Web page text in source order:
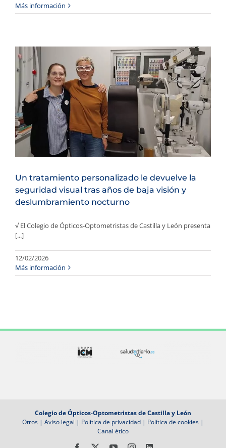
Más información
Un tratamiento personalizado le devuelve la
seguridad visual tras años de baja visión y
deslumbramiento nocturno
√ El Colegio de Ópticos-Optometristas de Castilla y León presenta
[...]
12/02/2026
Más información
Colegio de Ópticos-Optometristas de Castilla y León
Otros | Aviso legal | Política de privacidad | Política de cookies |
Canal ético